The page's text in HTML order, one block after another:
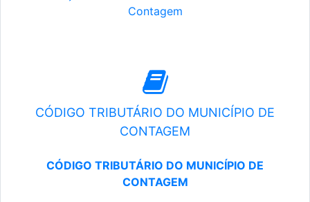
Contagem
CÓDIGO TRIBUTÁRIO DO MUNICÍPIO DE
CONTAGEM
CÓDIGO TRIBUTÁRIO DO MUNICÍPIO DE
CONTAGEM